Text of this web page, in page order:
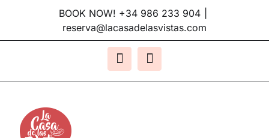
BOOK NOW! +34 986 233 904
reserva@lacasadelasvistas.com
FacebookInstagram